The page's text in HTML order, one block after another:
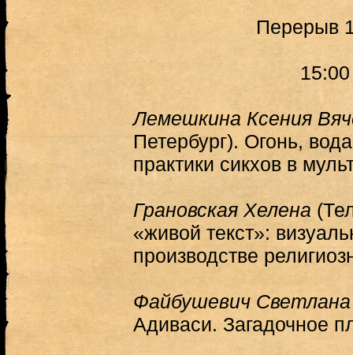
Перерыв
Лемешкина Ксения
Петербург). Огонь,
практики сикхов в
Грановская Хелена
«живой текст»:
производстве
Файбушевич
Адиваси. Загадочное